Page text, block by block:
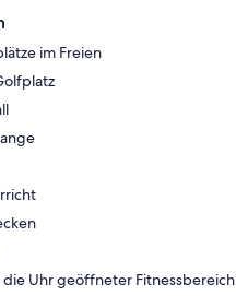
im Freien
die Uhr geöffneter Fitnessbereich